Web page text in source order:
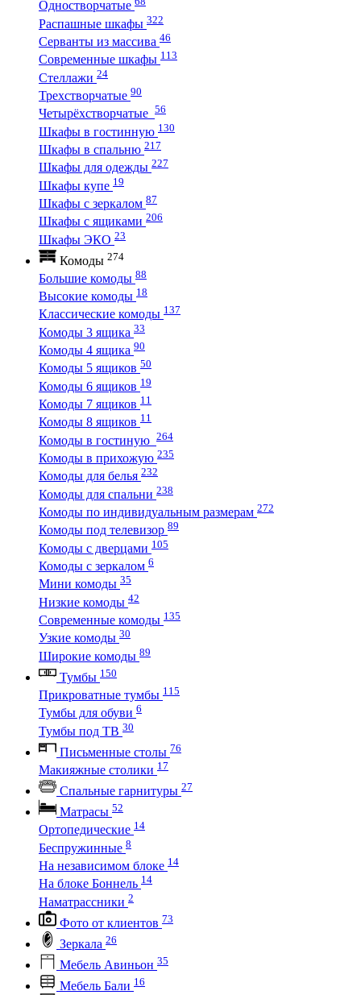
Одностворчатые
Распашные шкафы 322
Серванты из массива 46
Современные шкафы 113
Стеллажи 24
Трехстворчатые 90
Четырёхстворчатые 56
Шкафы в гостинную 130
Шкафы в спальню 217
Шкафы для одежды 227
Шкафы купе 19
Шкафы с зеркалом 87
Шкафы с ящиками 206
Шкафы ЭКО 23
Комоды 274
Большие комоды 88
Высокие комоды 18
Классические комоды 137
Комоды 3 ящика 33
Комоды 4 ящика 90
Комоды 5 ящиков 50
Комоды 6 ящиков 19
Комоды 7 ящиков 11
Комоды 8 ящиков 11
Комоды в гостиную 264
Комоды в прихожую 235
Комоды для белья 232
Комоды для спальни 238
Комоды по индивидуальным размерам 272
Комоды под телевизор 89
Комоды с дверцами 105
Комоды с зеркалом 6
Мини комоды 35
Низкие комоды 42
Современные комоды 135
Узкие комоды 30
Широкие комоды 89
Тумбы 150
Прикроватные тумбы 115
Тумбы для обуви 6
Тумбы под ТВ 30
Письменные столы 76
Макияжные столики 17
Спальные гарнитуры 27
Матрасы 52
Ортопедические 14
Беспружинные 8
На независимом блоке 14
На блоке Боннель 14
Наматрассники 2
Фото от клиентов 73
Зеркала 26
Мебель Авиньон 35
Мебель Бали 16